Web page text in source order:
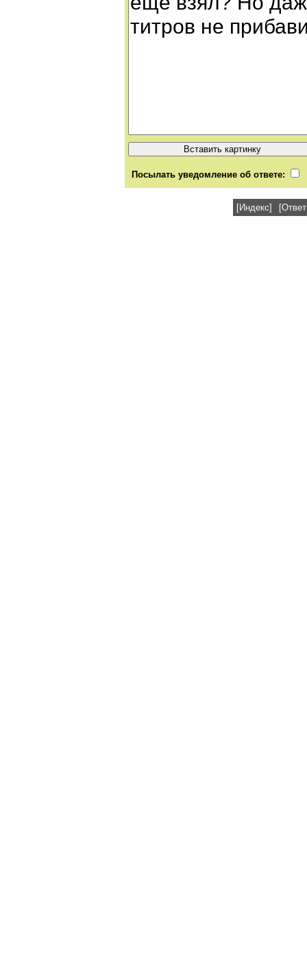
Посылать уведомление об ответе:
[Индекс]